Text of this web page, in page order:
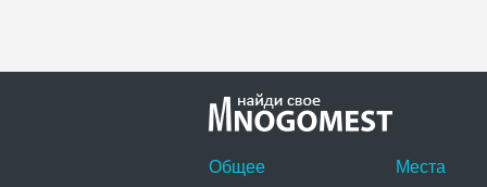
Общее Места